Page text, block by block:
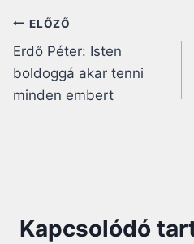
Bejegyzés
navigáció
ELŐZŐ
Erdő Péter: Isten
boldoggá akar tenni
minden embert
Kapcsolódó